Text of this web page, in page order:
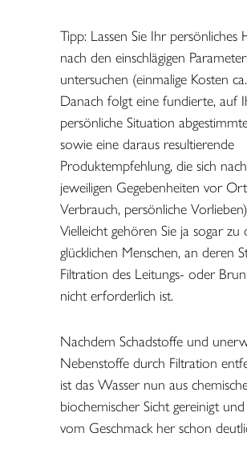
Tipp: Lassen Sie Ihr persönliches
nach den einschlägigen
untersuchen (einmalige Kosten
Danach folgt eine fundierte, auf
persönliche Situation
sowie eine daraus resultierende
Produktempfehlung, die sich
jeweiligen Gegebenheiten vor
Verbrauch, persönliche
Vielleicht gehören Sie ja sogar zu
glücklichen Menschen, an deren
Filtration des Leitungs- oder
nicht erforderlich ist.
Nachdem Schadstoffe und
Nebenstoffe durch Filtration
ist das Wasser nun aus
biochemischer Sicht gereinigt
vom Geschmack her schon